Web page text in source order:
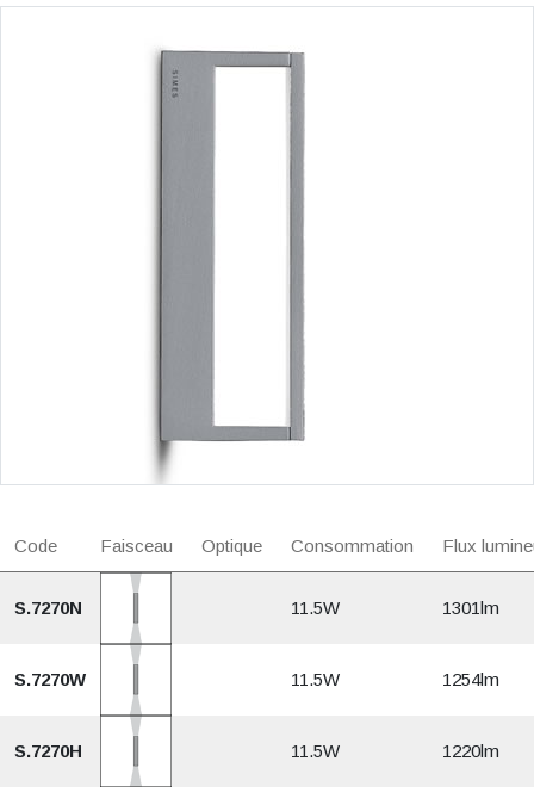
Code Faisceau Optique Consommation Flux
S.7270N 11.5W 1301lm
S.7270W 11.5W 1254lm
S.7270H 11.5W 1220lm